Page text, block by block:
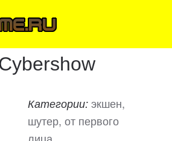
Категории: экшен,
шутер, от первого